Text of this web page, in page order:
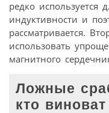
редко используется
индуктивности и
рассматривается.
использовать
магнитного
Ложные
кто